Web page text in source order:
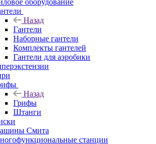
оборудование
Назад
Гантели
Наборные гантели
Комплекты гантелей
Гантели для аэробики
Назад
Грифы
Штанги
Смита
станции